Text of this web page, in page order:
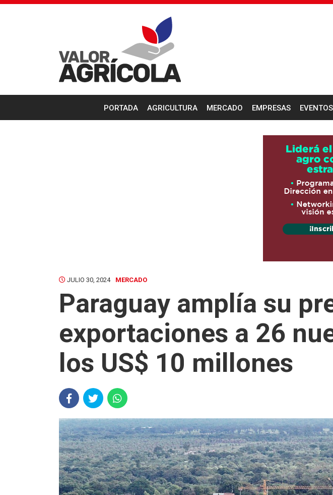
PORTADA AGRICULTURA MERCADO EMPRESAS EVENTOS
JULIO 30, 2024 MERCADO
Paraguay amplía su
exportaciones a 26
los US$ 10 millones